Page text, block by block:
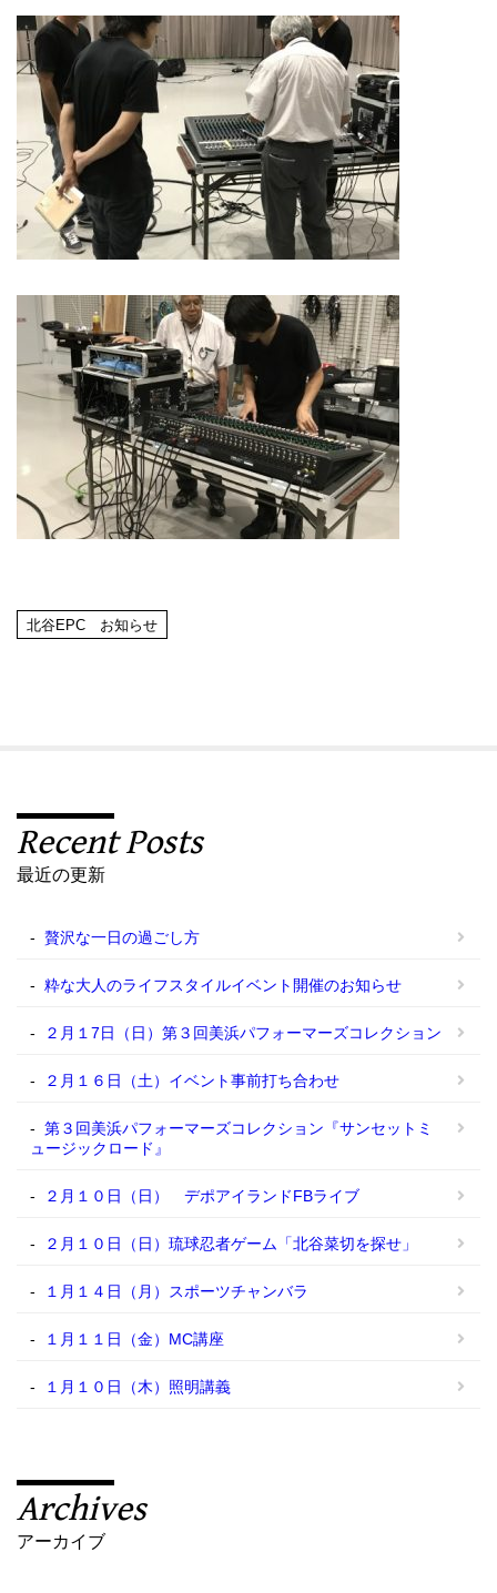
北谷EPC お知らせ
Recent Posts
最近の更新
贅沢な一日の過ごし方
粋な大人のライフスタイルイベント開催のお知らせ
２月１7日（日）第３回美浜パフォーマーズコレクション
２月１６日（土）イベント事前打ち合わせ
第３回美浜パフォーマーズコレクション『サンセットミ
ュージックロード』
２月１０日（日） デポアイランドFBライブ
２月１０日（日）琉球忍者ゲーム「北谷菜切を探せ」
１月１４日（月）スポーツチャンバラ
１月１１日（金）MC講座
１月１０日（木）照明講義
Archives
アーカイブ